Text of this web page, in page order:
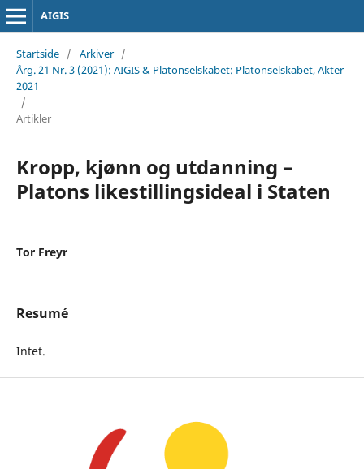
AIGIS
Startside / Arkiver /
Årg. 21 Nr. 3 (2021): AIGIS & Platonselskabet: Platonselskabet, Akter
2021
/
Artikler
Kropp, kjønn og utdanning –
Platons likestillingsideal i Staten
Tor Freyr
Resumé
Intet.